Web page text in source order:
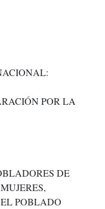
POR LA
DE
POBLADO